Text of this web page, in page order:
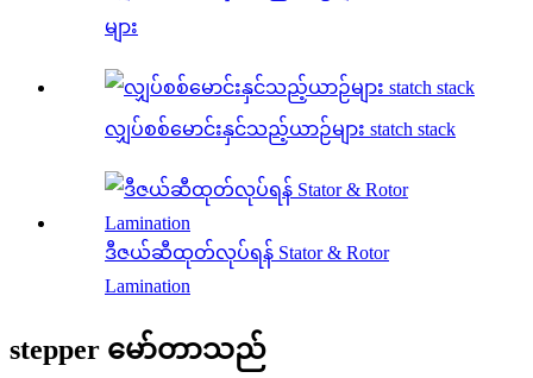
များ
လျှပ်စစ်မောင်းနှင်သည့်ယာဉ်များ statch stack
ဒီဇယ်ဆီထုတ်လုပ်ရန် Stator & Rotor
Lamination
stepper မော်တာသည်